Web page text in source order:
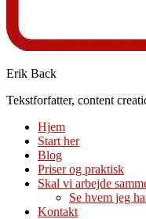
Erik Back
Tekstforfatter, content
Hjem
Start her
Blog
Priser og praktisk
Skal vi arbejde
Se hvem jeg
Kontakt